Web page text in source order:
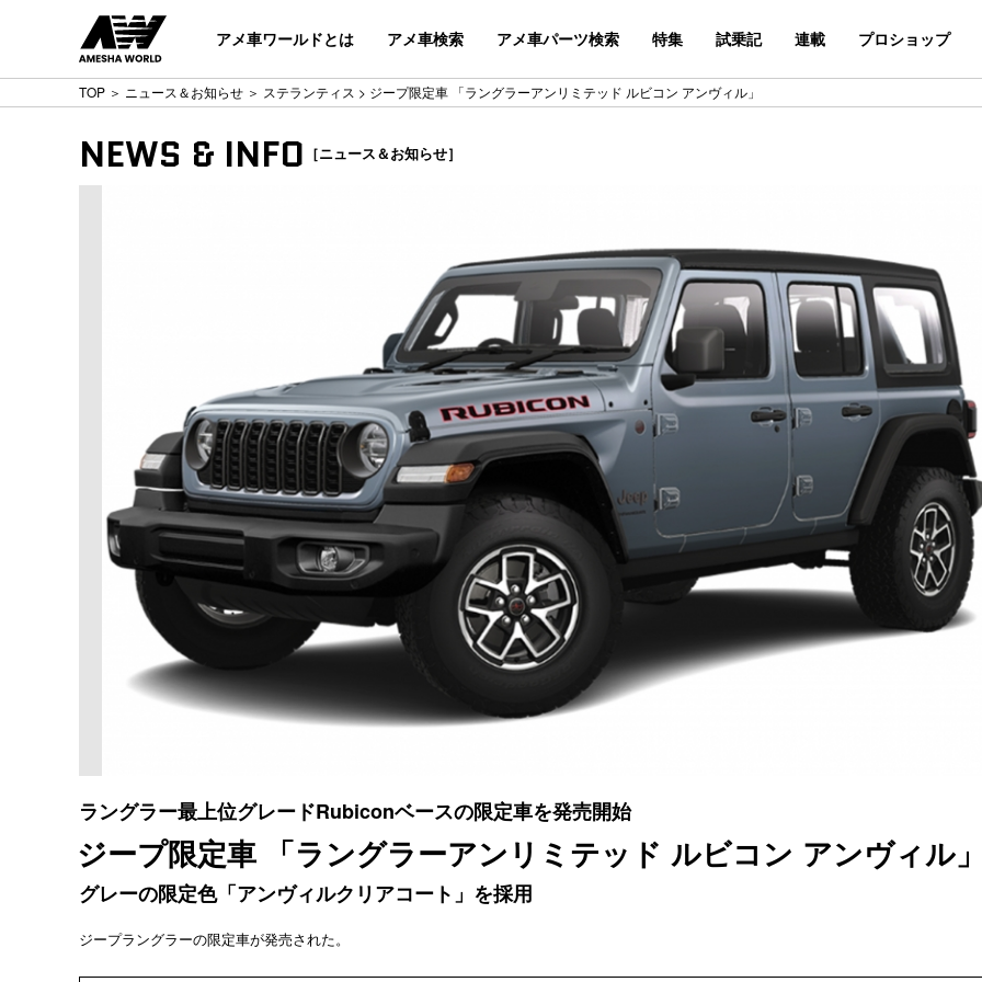
アメ車ワールドとは アメ車検索 アメ車パーツ検索 特集 試乗記 連載 プロショップ
TOP ＞ ニュース＆お知らせ ＞ ステランティス > ジープ限定車 「ラングラーアンリミテッド ルビコン アンヴィル」
NEWS & INFO ［ニュース＆お知らせ］
ラングラー最上位グレードRubiconベースの限定車を発売開始
ジープ限定車 「ラングラーアンリミテッド ルビコン アンヴィル
グレーの限定色「アンヴィルクリアコート」を採用
ジープラングラーの限定車が発売された。